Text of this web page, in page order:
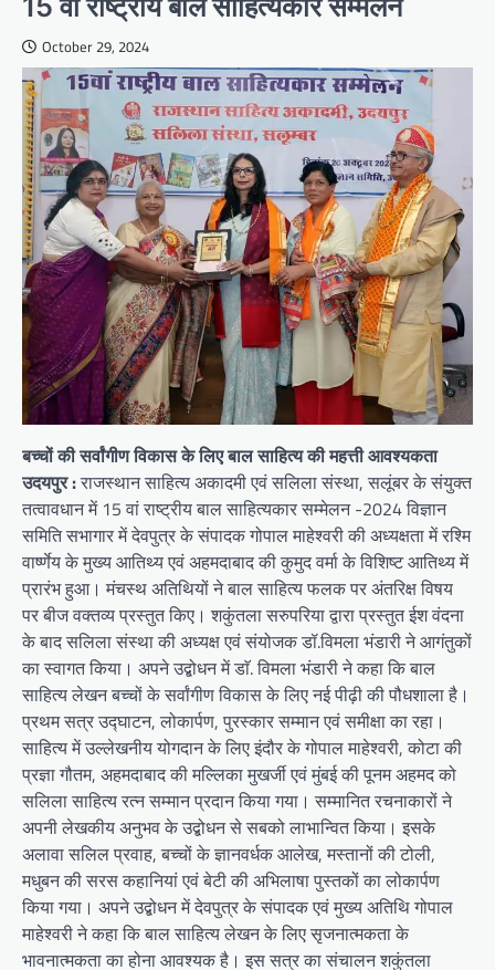
October 29, 2024
बच्चों की सर्वांगीण विकास के लिए बाल साहित्य की महत्ती आवश्यकता
उदयपुर :राजस्थान साहित्य अकादमी एवं सलिला संस्था, सलूंबर के संयुक्त
तत्वावधान में 15 वां राष्ट्रीय बाल साहित्यकार सम्मेलन -2024 विज्ञान
समिति सभागार में देवपुत्र के संपादक गोपाल माहेश्वरी की अध्यक्षता में रश्मि
वार्ष्णेय के मुख्य आतिथ्य एवं अहमदाबाद की कुमुद वर्मा के विशिष्ट आतिथ्य में
प्रारंभ हुआ। मंचस्थ अतिथियों ने बाल साहित्य फलक पर अंतरिक्ष विषय
पर बीज वक्तव्य प्रस्तुत किए। शकुंतला सरुपरिया द्वारा प्रस्तुत ईश वंदना
के बाद सलिला संस्था की अध्यक्ष एवं संयोजक डॉ.विमला भंडारी ने आगंतुकों
का स्वागत किया। अपने उद्बोधन में डाॅ. विमला भंडारी ने कहा कि बाल
साहित्य लेखन बच्चों के सर्वांगीण विकास के लिए नई पीढ़ी की पौधशाला है।
प्रथम सत्र उद्घाटन, लोकार्पण, पुरस्कार सम्मान एवं समीक्षा का रहा।
साहित्य में उल्लेखनीय योगदान के लिए इंदौर के गोपाल माहेश्वरी, कोटा की
प्रज्ञा गौतम, अहमदाबाद की मल्लिका मुखर्जी एवं मुंबई की पूनम अहमद को
सलिला साहित्य रत्न सम्मान प्रदान किया गया। सम्मानित रचनाकारों ने
अपनी लेखकीय अनुभव के उद्बोधन से सबको लाभान्वित किया। इसके
अलावा सलिल प्रवाह, बच्चों के ज्ञानवर्धक आलेख, मस्तानों की टोली,
मधुबन की सरस कहानियां एवं बेटी की अभिलाषा पुस्तकों का लोकार्पण
किया गया। अपने उद्बोधन में देवपुत्र के संपादक एवं मुख्य अतिथि गोपाल
माहेश्वरी ने कहा कि बाल साहित्य लेखन के लिए सृजनात्मकता के
भावनात्मकता का होना आवश्यक है। इस सत्र का संचालन शकुंतला